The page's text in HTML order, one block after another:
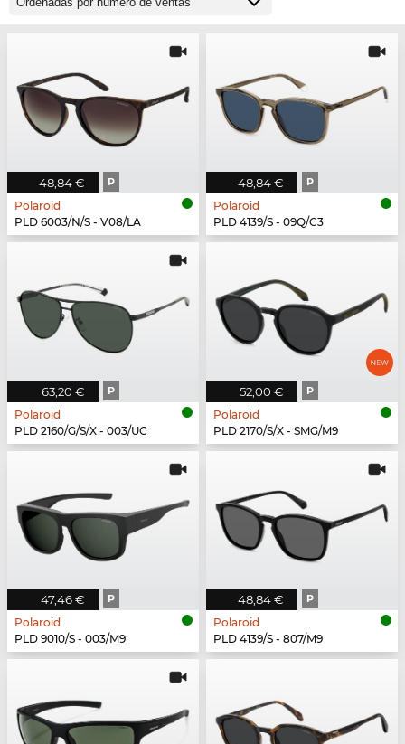
48,84 € P
Polaroid
PLD 6003/N/S - V08/LA
48,84 € P
Polaroid
PLD 4139/S - 09Q/C3
63,20 € P
Polaroid
PLD 2160/G/S/X - 003/UC
52,00 € P
Polaroid
PLD 2170/S/X - SMG/M9
47,46 € P
Polaroid
PLD 9010/S - 003/M9
48,84 € P
Polaroid
PLD 4139/S - 807/M9